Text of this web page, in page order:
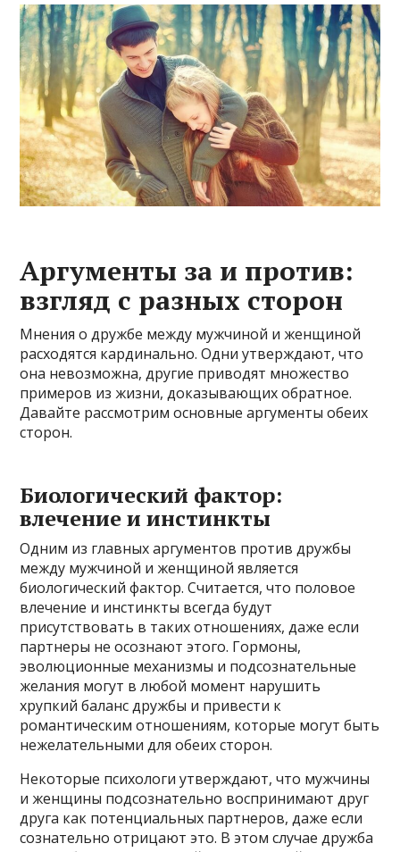
Аргументы за и против:
взгляд с разных сторон
Мнения о дружбе между мужчиной и женщиной
расходятся кардинально. Одни утверждают, что
она невозможна, другие приводят множество
примеров из жизни, доказывающих обратное.
Давайте рассмотрим основные аргументы обеих
сторон.
Биологический фактор:
влечение и инстинкты
Одним из главных аргументов против дружбы
между мужчиной и женщиной является
биологический фактор. Считается, что половое
влечение и инстинкты всегда будут
присутствовать в таких отношениях, даже если
партнеры не осознают этого. Гормоны,
эволюционные механизмы и подсознательные
желания могут в любой момент нарушить
хрупкий баланс дружбы и привести к
романтическим отношениям, которые могут быть
нежелательными для обеих сторон.
Некоторые психологи утверждают, что мужчины
и женщины подсознательно воспринимают друг
друга как потенциальных партнеров, даже если
сознательно отрицают это. В этом случае дружба